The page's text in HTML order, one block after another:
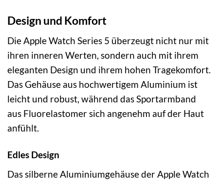
Design und Komfort
Die Apple Watch Series 5 überzeugt nicht nur mit
ihren inneren Werten, sondern auch mit ihrem
eleganten Design und ihrem hohen Tragekomfort.
Das Gehäuse aus hochwertigem Aluminium ist
leicht und robust, während das Sportarmband
aus Fluorelastomer sich angenehm auf der Haut
anfühlt.
Edles Design
Das silberne Aluminiumgehäuse der Apple Watch